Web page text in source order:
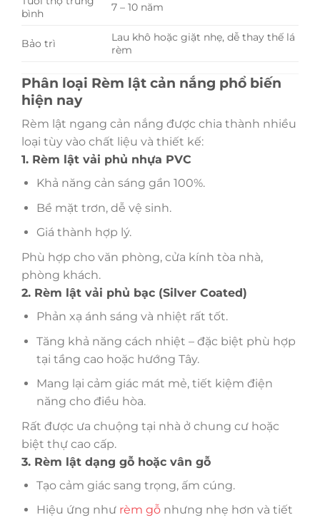
bình
7 – 10 năm
Bảo trì
Lau khô hoặc giặt nhẹ, dễ thay thế lá
rèm
Phân loại Rèm lật cản nắng phổ biến
hiện nay
Rèm lật ngang cản nắng được chia thành nhiều
loại tùy vào chất liệu và thiết kế:
1. Rèm lật vải phủ nhựa PVC
Khả năng cản sáng gần 100%.
Bề mặt trơn, dễ vệ sinh.
Giá thành hợp lý.
Phù hợp cho văn phòng, cửa kính tòa nhà,
phòng khách.
2. Rèm lật vải phủ bạc (Silver Coated)
Phản xạ ánh sáng và nhiệt rất tốt.
Tăng khả năng cách nhiệt – đặc biệt phù hợp
tại tầng cao hoặc hướng Tây.
Mang lại cảm giác mát mẻ, tiết kiệm điện
năng cho điều hòa.
Rất được ưa chuộng tại nhà ở chung cư hoặc
biệt thự cao cấp.
3. Rèm lật dạng gỗ hoặc vân gỗ
Tạo cảm giác sang trọng, ấm cúng.
Hiệu ứng như rèm gỗnhưng nhẹ hơn và tiết